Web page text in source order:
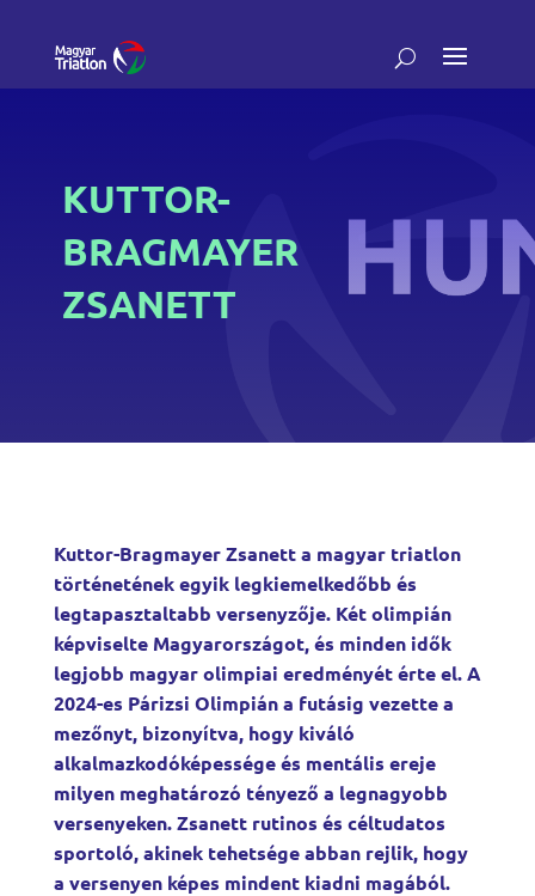
KUTTOR-
BRAGMAYER
ZSANETT
Kuttor-Bragmayer Zsanett a magyar triatlon
történetének egyik legkiemelkedőbb és
legtapasztaltabb versenyzője. Két olimpián
képviselte Magyarországot, és minden idők
legjobb magyar olimpiai eredményét érte el. A
2024-es Párizsi Olimpián a futásig vezette a
mezőnyt, bizonyítva, hogy kiváló
alkalmazkodóképessége és mentális ereje
milyen meghatározó tényező a legnagyobb
versenyeken. Zsanett rutinos és céltudatos
sportoló, akinek tehetsége abban rejlik, hogy
a versenyen képes mindent kiadni magából.